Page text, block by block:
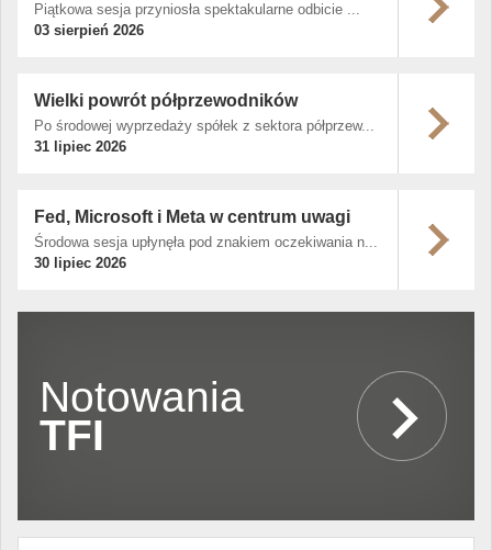
Piątkowa sesja przyniosła spektakularne odbicie ...
03 sierpień 2026
Wielki powrót półprzewodników
Po środowej wyprzedaży spółek z sektora półprzew...
31 lipiec 2026
Fed, Microsoft i Meta w centrum uwagi
Środowa sesja upłynęła pod znakiem oczekiwania n...
30 lipiec 2026
Notowania
TFI